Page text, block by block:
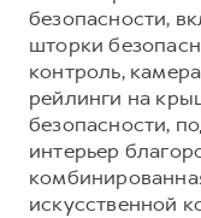
безопасности,
шторки
контроль,
рейлинги на
безопасности,
интерьер
искусственной